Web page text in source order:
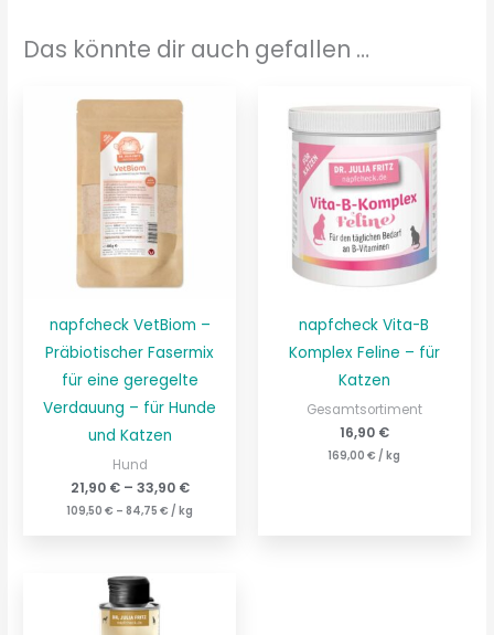
Das könnte dir auch gefallen …
napfcheck VetBiom –
Präbiotischer Fasermix
für eine geregelte
Verdauung – für Hunde
und Katzen
Hund
21,90 €– 33,90 €
109,50€ –84,75€ /kg
napfcheck Vita-B
Komplex Feline – für
Katzen
Gesamtsortiment
16,90 €
169,00€ /kg